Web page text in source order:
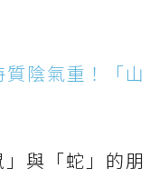
陰氣重！「山
與「蛇」的朋